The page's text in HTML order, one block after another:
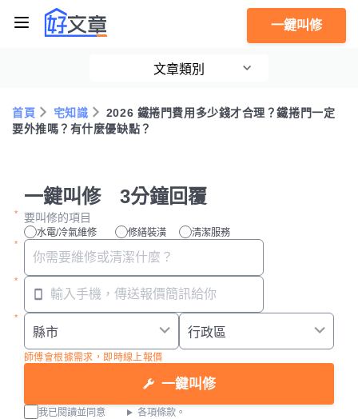
一鍵叫修
文章類別
首頁 宅知識
2026 鐵捲門費用多少錢才合理？鐵捲門一定
要外推嗎？有什麼優缺點？
一鍵叫修 3分鐘回覆
要叫修的項目
水電/冷氣維修 修繕裝潢 清潔服務
師傅會根據需求，即時線上報價
一鍵叫修
我已閱讀並同意 各項條款。